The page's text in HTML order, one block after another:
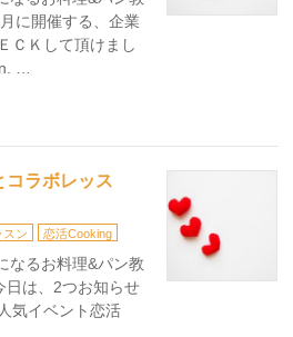
に開催する、企業
ＣＫして頂けまし
…
ラボレッス
スン 恋活Cooking
なるお料理&パン教
は、2つお知らせ
気イベント恋活